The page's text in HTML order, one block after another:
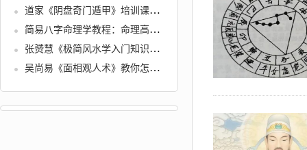
道家《阴盘奇门遁甲》培训课程视频讲座
简易八字命理学教程：命理高级进阶课，简易八字大师版
张赟慧《极简风水学入门知识》从零开始的风水讲座视频
吴尚易《面相观人术》教你怎么看面相